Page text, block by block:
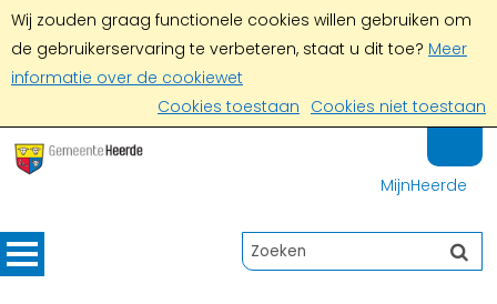
Wij zouden graag functionele cookies willen gebruiken om
de gebruikerservaring te verbeteren, staat u dit toe? Meer
informatie over de cookiewet
Cookies toestaan Cookies niet toestaan
MijnHeerde